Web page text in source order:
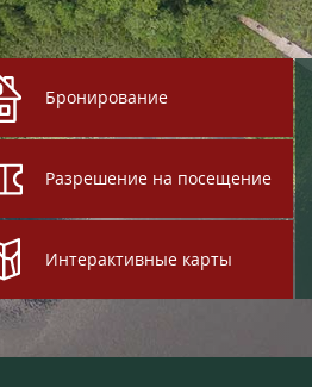
Бронирование
Разрешение на посещение
Интерактивные карты